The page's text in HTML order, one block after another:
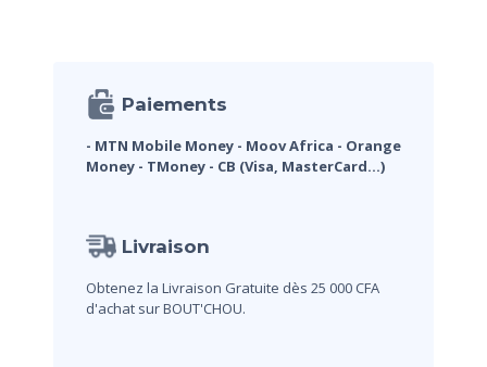
Paiements
- MTN Mobile Money - Moov Africa - Orange
Money - TMoney - CB (Visa, MasterCard...)
Livraison
Obtenez la Livraison Gratuite dès 25 000 CFA
d'achat sur BOUT'CHOU.